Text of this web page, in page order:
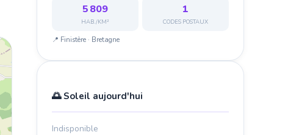
5 809
HAB./KM²
1
CODES POSTAUX
📍 Finistère · Bretagne
🌅 Soleil aujourd'hui
Indisponible